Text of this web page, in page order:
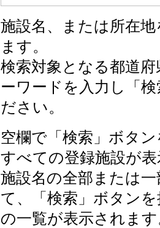
施設名、または所在
ます。
検索対象となる都道
ーワードを入力し「
ださい。
空欄で「検索」ボタ
すべての登録施設が
施設名の全部または
て、「検索」ボタン
の一覧が表示されま